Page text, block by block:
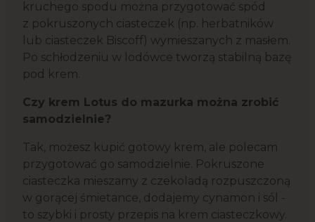
kruchego spodu można przygotować spód
z pokruszonych ciasteczek (np. herbatników
lub ciasteczek Biscoff) wymieszanych z masłem.
Po schłodzeniu w lodówce tworzą stabilną bazę
pod krem.
Czy krem Lotus do mazurka można zrobić
samodzielnie?
Tak, możesz kupić gotowy krem, ale polecam
przygotować go samodzielnie. Pokruszone
ciasteczka mieszamy z czekoladą rozpuszczoną
w gorącej śmietance, dodajemy cynamon i sól -
to szybki i prosty przepis na krem ciasteczkowy.